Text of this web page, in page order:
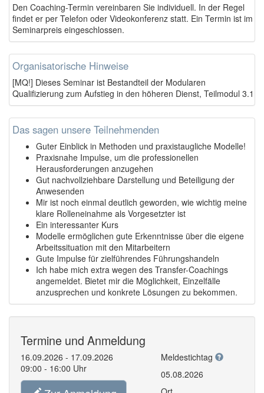
Den Coaching-Termin vereinbaren Sie individuell. In der Regel
findet er per Telefon oder Videokonferenz statt. Ein Termin ist im
Seminarpreis eingeschlossen.
Organisatorische Hinweise
[MQ!] Dieses Seminar ist Bestandteil der Modularen
Qualifizierung zum Aufstieg in den höheren Dienst, Teilmodul 3.1
Das sagen unsere Teilnehmenden
Guter Einblick in Methoden und praxistaugliche Modelle!
Praxisnahe Impulse, um die professionellen
Herausforderungen anzugehen
Gut nachvollziehbare Darstellung und Beteiligung der
Anwesenden
Mir ist noch einmal deutlich geworden, wie wichtig meine
klare Rolleneinahme als Vorgesetzter ist
Ein interessanter Kurs
Modelle ermöglichen gute Erkenntnisse über die eigene
Arbeitssituation mit den Mitarbeitern
Gute Impulse für zielführendes Führungshandeln
Ich habe mich extra wegen des Transfer-Coachings
angemeldet. Bietet mir die Möglichkeit, Einzelfälle
anzusprechen und konkrete Lösungen zu bekommen.
Termine und Anmeldung
16.09.2026 - 17.09.2026
09:00 - 16:00 Uhr
Meldestichtag
05.08.2026